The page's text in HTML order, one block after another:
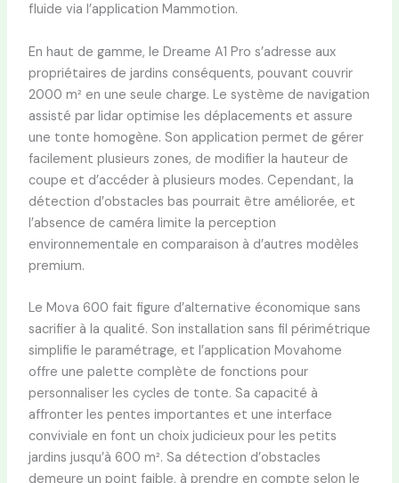
fluide via l’application Mammotion.
En haut de gamme, le Dreame A1 Pro s’adresse aux
propriétaires de jardins conséquents, pouvant couvrir
2000 m² en une seule charge. Le système de navigation
assisté par lidar optimise les déplacements et assure
une tonte homogène. Son application permet de gérer
facilement plusieurs zones, de modifier la hauteur de
coupe et d’accéder à plusieurs modes. Cependant, la
détection d’obstacles bas pourrait être améliorée, et
l’absence de caméra limite la perception
environnementale en comparaison à d’autres modèles
premium.
Le Mova 600 fait figure d’alternative économique sans
sacrifier à la qualité. Son installation sans fil périmétrique
simplifie le paramétrage, et l’application Movahome
offre une palette complète de fonctions pour
personnaliser les cycles de tonte. Sa capacité à
affronter les pentes importantes et une interface
conviviale en font un choix judicieux pour les petits
jardins jusqu’à 600 m². Sa détection d’obstacles
demeure un point faible, à prendre en compte selon le